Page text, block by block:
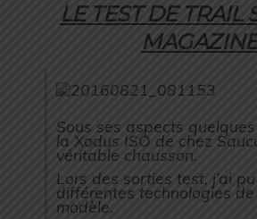
LE TEST DE TRAIL
Sous ses aspects
la Xodus ISO de chez
véritable chausson.
Lors des sorties test, j’ai
différentes technologies
modèle.